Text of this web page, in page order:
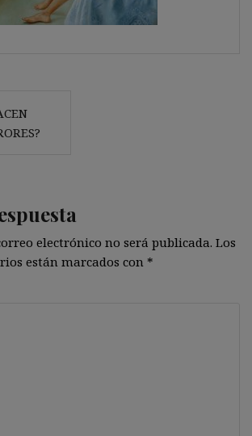
electrónico no será publicada. Los
están marcados con *